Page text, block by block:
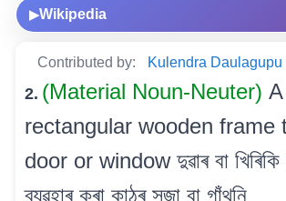
▶Wikipedia
Contributed by: Kulendra Daulagupu
2. (Material Noun-Neuter) A
rectangular wooden frame
door or window দুৱাৰ বা খিৰিকি
ব্যৱহাৰ কৰা কাঠৰ সজা বা গাঁথনি